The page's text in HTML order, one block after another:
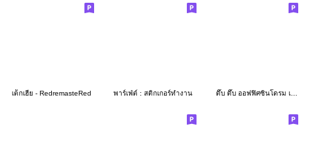
เด็กเฮีย - RedremasteRed พาร์เฟ่ต์ : สติกเกอร์ทำงาน ดึ๊บ ดึ๊บ ออฟฟิศซินโดรม เจ็ด